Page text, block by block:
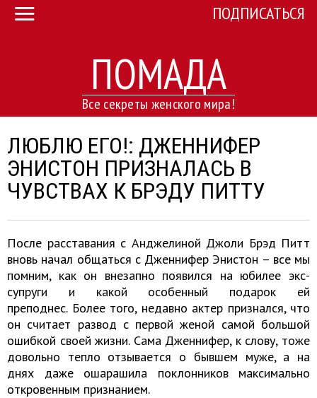
ПОМАДА
Все секреты женского мира!
ПОДПИСАТЬСЯ
ЛЮБЛЮ ЕГО!: ДЖЕННИФЕР
ЭНИСТОН ПРИЗНАЛАСЬ В
ЧУВСТВАХ К БРЭДУ ПИТТУ
После расставания с Анджелиной Джоли Брэд Питт
вновь начал общаться с Дженнифер Энистон – все мы
помним, как он внезапно появился на юбилее экс-
супруги и какой особенный подарок ей
преподнес. Более того, недавно актер признался, что
он считает развод с первой женой самой большой
ошибкой своей жизни. Сама Дженнифер, к слову, тоже
довольно тепло отзывается о бывшем муже, а на
днях даже ошарашила поклонников максимально
откровенным признанием.